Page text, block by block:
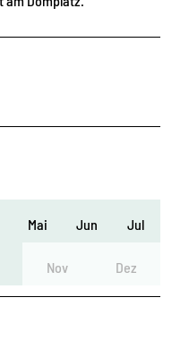
Mai Jun Jul
Nov Dez